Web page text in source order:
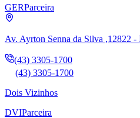
GERParceira
Av. Ayrton Senna da Silva ,12822
(43) 3305-1700
(43) 3305-1700
Dois Vizinhos
DVIParceira